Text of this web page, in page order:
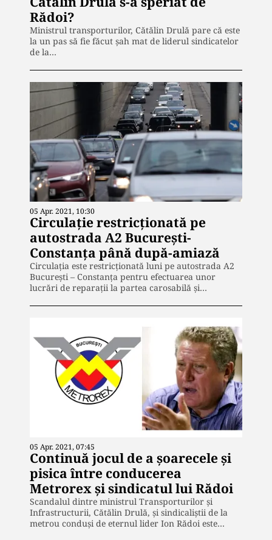
Rădoi?
Ministrul transporturilor, Cătălin Drulă pare că este
la un pas să fie făcut șah mat de liderul sindicatelor
de la…
05 Apr. 2021, 10:30
Circulație restricționată pe
autostrada A2 București-
Constanța până după-amiază
Circulaţia este restricţionată luni pe autostrada A2
Bucureşti – Constanţa pentru efectuarea unor
lucrări de reparaţii la partea carosabilă şi…
05 Apr. 2021, 07:45
Continuă jocul de a șoarecele și
pisica între conducerea
Metrorex și sindicatul lui Rădoi
Scandalul dintre ministrul Transporturilor și
Infrastructurii, Cătălin Drulă, și sindicaliștii de la
metrou conduși de eternul lider Ion Rădoi este…